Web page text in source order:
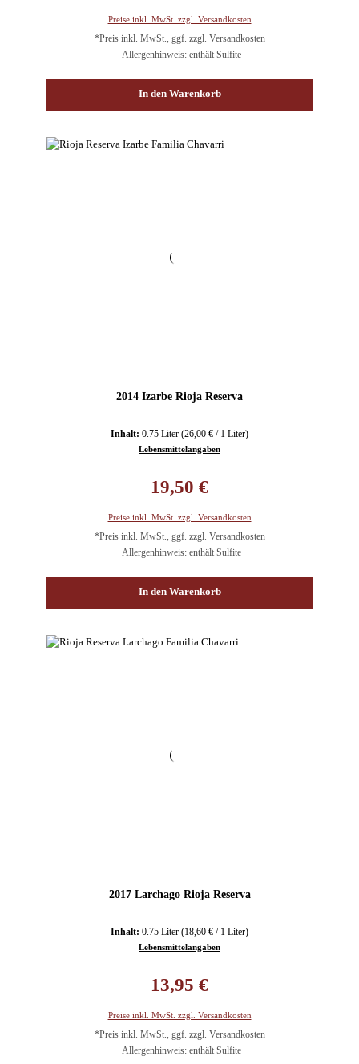
Preise inkl. MwSt. zzgl. Versandkosten
*Preis inkl. MwSt., ggf. zzgl. Versandkosten
Allergenhinweis: enthält Sulfite
In den Warenkorb
2014 Izarbe Rioja Reserva
Inhalt: 0.75 Liter (26,00 € / 1 Liter)
Lebensmittelangaben
19,50 €
Preise inkl. MwSt. zzgl. Versandkosten
*Preis inkl. MwSt., ggf. zzgl. Versandkosten
Allergenhinweis: enthält Sulfite
In den Warenkorb
2017 Larchago Rioja Reserva
Inhalt: 0.75 Liter (18,60 € / 1 Liter)
Lebensmittelangaben
13,95 €
Preise inkl. MwSt. zzgl. Versandkosten
*Preis inkl. MwSt., ggf. zzgl. Versandkosten
Allergenhinweis: enthält Sulfite